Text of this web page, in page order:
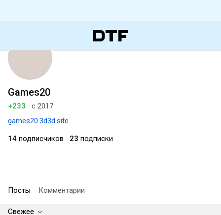
Games20
+233
с 2017
games20.3d3d.site
14 подписчиков 23 подписки
Посты Комментарии
Свежее